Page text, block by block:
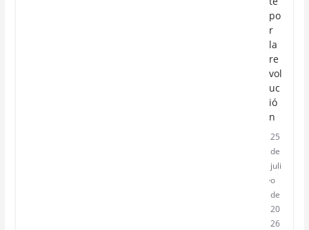
po
r
la
re
vol
uc
ió
n
25
de
juli
o
de
20
26